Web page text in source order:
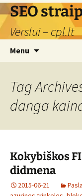
Skip
to
content
SEO
Verslui – cpl.lt
Menu
Tag
danga
Kokybiškos
didmena
2015-06-21